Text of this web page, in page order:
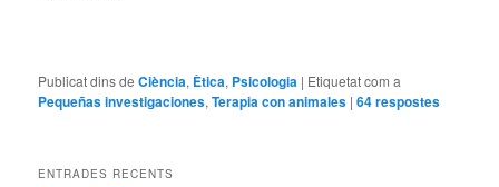
Publicat dins de Ciència, Ètica, Psicologia | Etiquetat com a
Pequeñas investigaciones,Terapia con animales |64respostes
ENTRADES RECENTS